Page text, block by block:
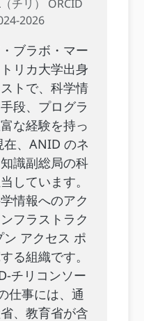
チリ） ORCID
2026
ブラボ・マー
リカ大学出身
トで、科学情
段、プログラ
な経験を持っ
、ANID のネ
識副総局の科
しています。
情報へのアク
フラストラク
アクセス ポ
る組織です。
チリコンソー
仕事には、通
、教育省が含